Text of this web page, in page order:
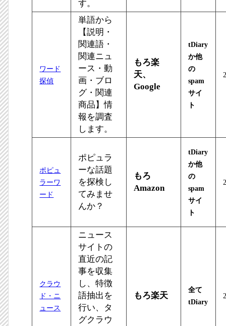
す。
ワード
探偵
単語から
【説明・
関連語・
関連ニュ
ース・動
画・ブロ
グ・関連
商品】情
報を調査
します。
もろ楽
天、
Google
tDiary
か他
の
spam
サイ
ト
ポピュ
ラーワ
ード
ポピュラ
ーな話題
を探検し
てみませ
んか？
もろ
Amazon
tDiary
か他
の
spam
サイ
ト
クラウ
ド・ニ
ュース
ニュース
サイトの
直近の記
事を収集
し、特徴
語抽出を
行い、タ
グクラウ
もろ楽天
全て
tDiary